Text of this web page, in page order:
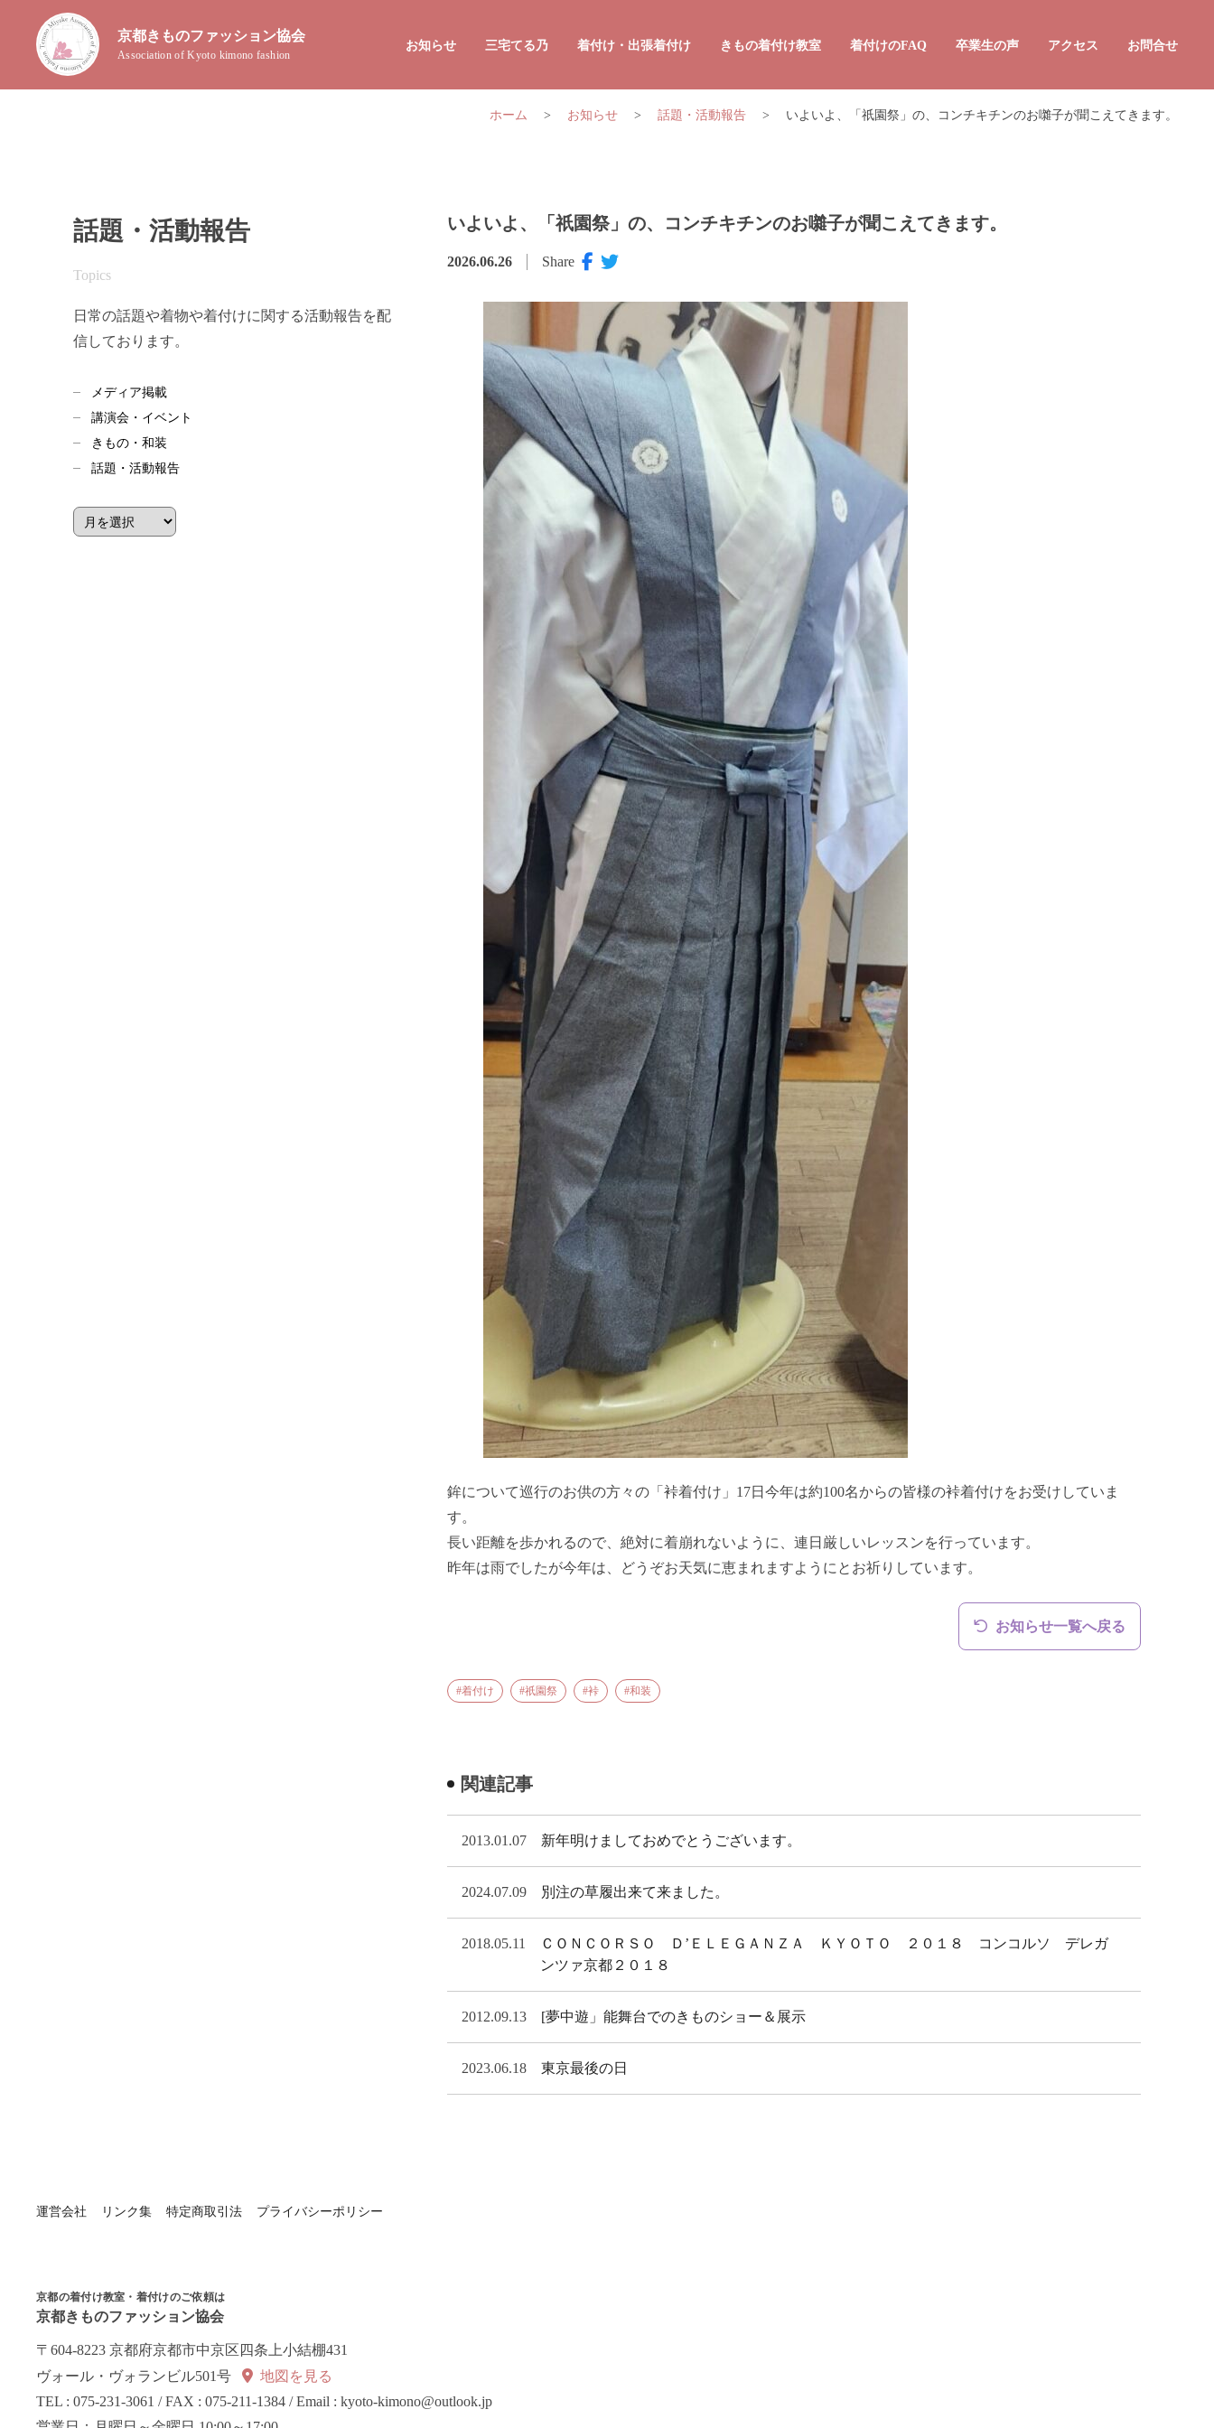
京都きものファッション協会
Association of Kyoto kimono fashion
お知らせ 三宅てる乃
プロフィール
講演・セミナーのご相談
着付け・出張着付け きもの着付け教室
着付け・かんたん着付け資格指導員講座
着付けのFAQ 卒業生の声 アクセス お問合せ
ホーム > お知らせ > 話題・活動報告 > いよいよ、「祇園祭」の、コンチキチンのお囃子が聞こえてきます。
話題・活動報告
Topics
日常の話題や着物や着付けに関する活動報告を配
信しております。
メディア掲載
講演会・イベント
きもの・和装
話題・活動報告
いよいよ、「祇園祭」の、コンチキチンのお囃子が聞こえてきます。
2026.06.26 Share
鉾について巡行のお供の方々の「裃着付け」17日今年は約100名からの皆様の裃着付けをお受けしていま
す。
長い距離を歩かれるので、絶対に着崩れないように、連日厳しいレッスンを行っています。
昨年は雨でしたが今年は、どうぞお天気に恵まれますようにとお祈りしています。
お知らせ一覧へ戻る
着付け 祇園祭 裃 和装
関連記事
2013.01.07 新年明けましておめでとうございます。
2024.07.09 別注の草履出来て来ました。
2018.05.11
ＣＯＮＣＯＲＳＯ Ｄ’ＥＬＥＧＡＮＺＡ ＫＹＯＴＯ ２０１８ コンコルソ デレガ
ンツァ京都２０１８
2012.09.13 [夢中遊」能舞台でのきものショー＆展示
2023.06.18 東京最後の日
運営会社 リンク集 特定商取引法 プライバシーポリシー
京都の着付け教室・着付けのご依頼は
京都きものファッション協会
〒604-8223 京都府京都市中京区四条上小結棚431
ヴォール・ヴォランビル501号
地図を見る
TEL : 075-231-3061 / FAX : 075-211-1384 / Email : kyoto-kimono@outlook.jp